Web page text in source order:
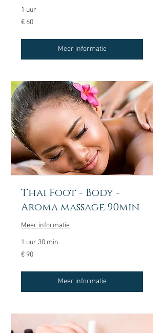
1 uur
60
euro
€ 60
Meer informatie
Thai Foot - Body -
Aroma massage 90min
Meer informatie
1 uur 30 min.
90
euro
€ 90
Meer informatie